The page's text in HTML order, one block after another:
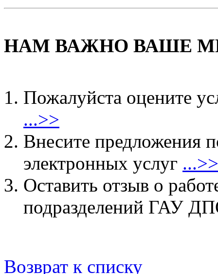
НАМ ВАЖНО ВАШЕ
Пожалуйста оцените
...>>
Внесите предложения
электронных услуг ...>>
Оставить отзыв о
подразделений ГАУ
Возврат к списку